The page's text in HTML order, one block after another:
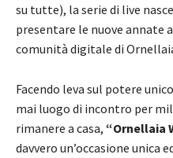
su tutte), la serie di live
presentare le nuove annate
comunità digitale di
Facendo leva sul potere
mai luogo di incontro per
rimanere a casa, “Ornellaia
davvero un’occasione unica